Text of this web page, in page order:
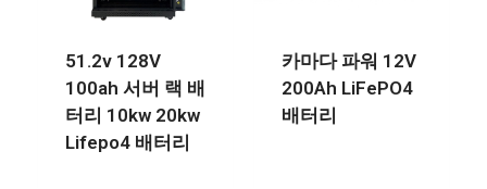
51.2v 128V
100ah 서버 랙 배
터리 10kw 20kw
Lifepo4 배터리
카마다 파워 12V
200Ah LiFePO4
배터리